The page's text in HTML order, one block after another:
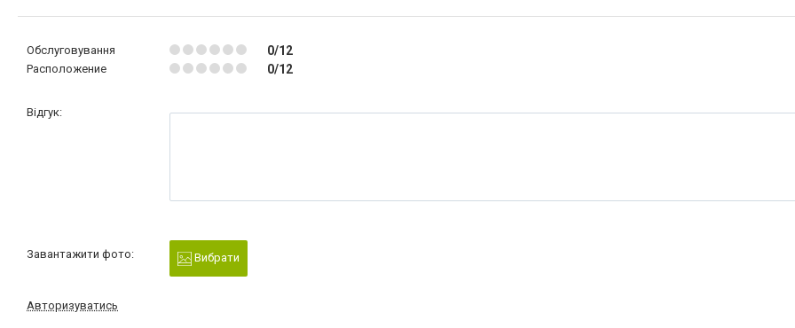
Обслуговування 0/12
Расположение 0/12
Відгук:
Завантажити фото: Вибрати
Авторизуватись